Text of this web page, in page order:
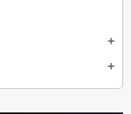
add
add